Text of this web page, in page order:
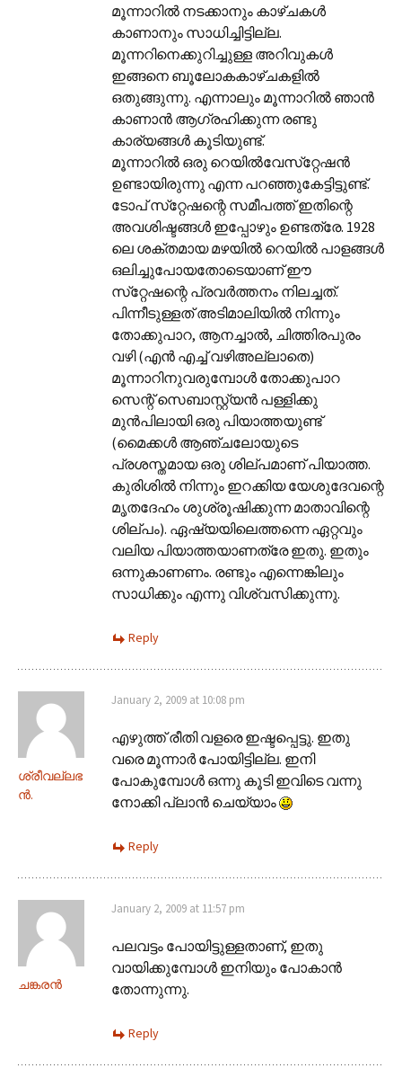
മൂന്നാറിൽ നടക്കാനും കാഴ്ചകൾ
കാണാനും സാധിച്ചിട്ടില്ല.
മൂന്നറിനെക്കുറിച്ചുള്ള അറിവുകൾ
ഇങ്ങനെ ബൂലോകകാഴ്ചകളിൽ
ഒതുങ്ങുന്നു. എന്നാലും മൂന്നാറിൽ ഞാൻ
കാണാൻ ആഗ്രഹിക്കുന്ന രണ്ടു
കാര്യങ്ങൾ കൂടിയുണ്ട്.
മൂന്നാറിൽ ഒരു റെയിൽ‌വേസ്‌റ്റേഷൻ
ഉണ്ടായിരുന്നു എന്ന പറഞ്ഞുകേട്ടിട്ടുണ്ട്.
ടോപ് സ്‌റ്റേഷന്റെ സമീപത്ത് ഇതിന്റെ
അവശിഷ്ടങ്ങൾ ഇപ്പോഴും ഉണ്ടത്രേ. 1928
ലെ ശക്തമായ മഴയിൽ റെയിൽ പാളങ്ങൾ
ഒലിച്ചുപോയതോടെയാണ് ഈ
സ്‌റ്റേഷന്റെ പ്രവർത്തനം നിലച്ചത്.
പിന്നീടുള്ളത് അടിമാലിയിൽ നിന്നും
തോക്കുപാറ, ആനച്ചാൽ, ചിത്തിരപുരം
വഴി (എൻ എച്ച് വഴിഅല്ലാതെ)
മൂന്നാറിനുവരുമ്പോൾ തോക്കുപാറ
സെന്റ് സെബാസ്റ്റ്യൻ പള്ളിക്കു
മുൻപിലായി ഒരു പിയാത്തയുണ്ട്
(മൈക്കൾ ആഞ്ചലോയുടെ
പ്രശസ്തമായ ഒരു ശില്പമാണ് പിയാത്ത.
കുരിശിൽ നിന്നും ഇറക്കിയ യേശുദേവന്റെ
മൃതദേഹം ശുശ്രൂഷിക്കുന്ന മാതാവിന്റെ
ശില്പം). ഏഷ്യയിലെത്തന്നെ ഏറ്റവും
വലിയ പിയാത്തയാണത്രേ ഇതു. ഇതും
ഒന്നുകാണണം. രണ്ടും എന്നെങ്കിലും
സാധിക്കും എന്നു വിശ്വസിക്കുന്നു.
Reply
ശ്രീവല്ലഭ
ന്‍.
January 2, 2009 at 10:08 pm
എഴുത്ത് രീതി വളരെ ഇഷ്ടപ്പെട്ടു. ഇതു
വരെ മൂന്നാര്‍ പോയിട്ടില്ല. ഇനി
പോകുമ്പോള്‍ ഒന്നു കൂടി ഇവിടെ വന്നു
നോക്കി പ്ലാന്‍ ചെയ്യാം
Reply
ചങ്കരന്‍
January 2, 2009 at 11:57 pm
പലവട്ടം പോയിട്ടുള്ളതാണ്, ഇതു
വായിക്കുമ്പോള്‍ ഇനിയും പോകാന്‍
തോന്നുന്നു.
Reply